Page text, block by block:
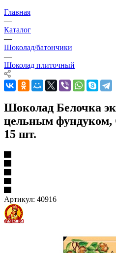
Главная
—
Каталог
—
Шоколад/батончики
—
Шоколад плиточный
Шоколад Белочка
цельным фундуком,
15 шт.
Артикул: 40916